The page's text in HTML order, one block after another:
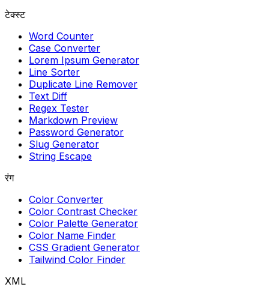
टेक्स्ट
Word Counter
Case Converter
Lorem Ipsum Generator
Line Sorter
Duplicate Line Remover
Text Diff
Regex Tester
Markdown Preview
Password Generator
Slug Generator
String Escape
रंग
Color Converter
Color Contrast Checker
Color Palette Generator
Color Name Finder
CSS Gradient Generator
Tailwind Color Finder
XML